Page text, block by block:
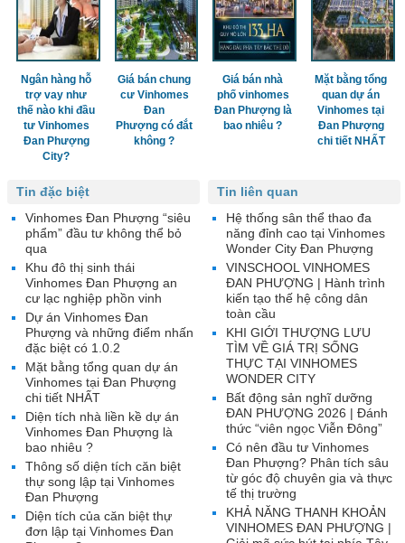
Ngân hàng hỗ
trợ vay như
thế nào khi đầu
tư Vinhomes
Đan Phượng
City?
Giá bán chung
cư Vinhomes
Đan
Phượng có đắt
không ?
Giá bán nhà
phố vinhomes
Đan Phượng là
bao nhiêu ?
Mặt bằng tổng
quan dự án
Vinhomes tại
Đan Phượng
chi tiết NHẤT
Tin liên quan
Hệ thống sân thể thao đa
năng đỉnh cao tại Vinhomes
Wonder City Đan Phượng
VINSCHOOL VINHOMES
ĐAN PHƯỢNG | Hành trình
kiến tạo thế hệ công dân
toàn cầu
KHI GIỚI THƯỢNG LƯU
TÌM VỀ GIÁ TRỊ SỐNG
THỰC TẠI VINHOMES
WONDER CITY
Bất động sản nghĩ dưỡng
ĐAN PHƯỢNG 2026 | Đánh
thức “viên ngọc Viễn Đông”
Có nên đầu tư Vinhomes
Đan Phượng? Phân tích sâu
từ góc độ chuyên gia và thực
tế thị trường
KHẢ NĂNG THANH KHOẢN
VINHOMES ĐAN PHƯỢNG |
Tin đặc biệt
Vinhomes Đan Phượng “siêu
phẩm” đầu tư không thể bỏ
qua
Khu đô thị sinh thái
Vinhomes Đan Phượng an
cư lạc nghiệp phồn vinh
Dự án Vinhomes Đan
Phượng và những điểm nhấn
đặc biệt có 1.0.2
Mặt bằng tổng quan dự án
Vinhomes tại Đan Phượng
chi tiết NHẤT
Diện tích nhà liền kề dự án
Vinhomes Đan Phượng là
bao nhiêu ?
Thông số diện tích căn biệt
thự song lập tại Vinhomes
Đan Phượng
Diện tích của căn biệt thự
đơn lập tại Vinhomes Đan